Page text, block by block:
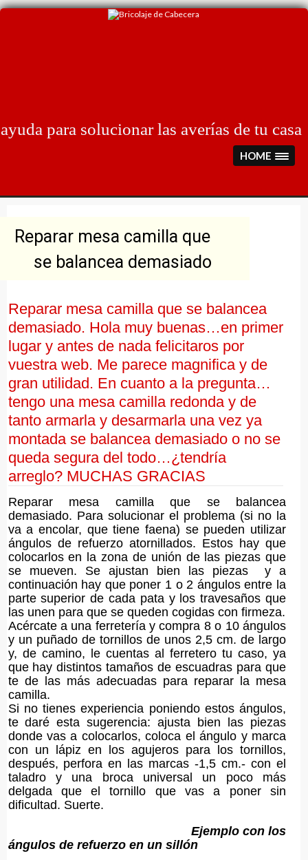
Skip
para solucionar las averías de tu casa
HOME
Reparar mesa camilla que
se balancea demasiado
Reparar mesa camilla que se balancea
demasiado. Hola muy buenas…en primer
lugar y antes de nada felicitaros por
vuestra web. Me parece magnifica y de
gran utilidad. En cuanto a la pregunta…
tengo una mesa camilla redonda y de
tanto armarla y desarmarla una vez ya
montada se balancea demasiado o no se
queda segura del todo…¿tendría
arreglo? MUCHAS GRACIAS
Reparar mesa camilla que se balancea
demasiado. Para solucionar el problema (si no la
va a encolar, que tiene faena) se pueden utilizar
ángulos de refuerzo atornillados. Estos hay que
colocarlos en la zona de unión de las piezas que
se mueven. Se ajustan bien las piezas y a
continuación hay que poner 1 o 2 ángulos entre la
parte superior de cada pata y los travesaños que
las unen para que se queden cogidas con firmeza.
Acércate a una ferretería y compra 8 o 10 ángulos
y un puñado de tornillos de unos 2,5 cm. de largo
y, de camino, le cuentas al ferretero tu caso, ya
que hay distintos tamaños de escuadras para que
te de las más adecuadas para reparar la mesa
camilla.
Si no tienes experiencia poniendo estos ángulos,
te daré esta sugerencia: ajusta bien las piezas
donde vas a colocarlos, coloca el ángulo y marca
con un lápiz en los agujeros para los tornillos,
después, perfora en las marcas -1,5 cm.- con el
taladro y una broca universal un poco más
delgada que el tornillo que vas a poner sin
dificultad. Suerte.
Ejemplo con los
ángulos de refuerzo en un sillón